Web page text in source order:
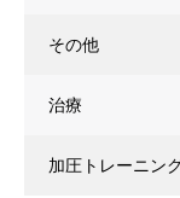
その他
治療
加圧トレーニン